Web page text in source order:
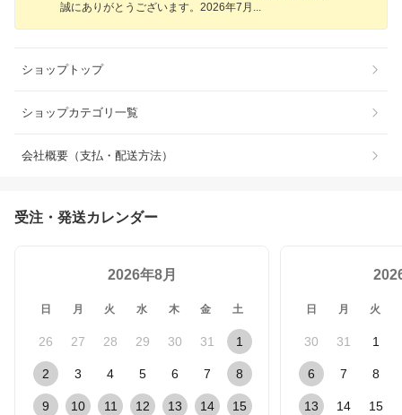
誠にありがとうございます。2026年7 月
ショップトップ
ショップカテゴリ一覧
会社概要（支払・配送方法）
受注・発送カレンダー
2026年8月
日 月 火 水 木 金 土
26 27 28 29 30 31 1
2 3 4 5 6 7 8
9 10 11 12 13 14 15
日 月 火
30 31 1
6 7 8
13 14 15